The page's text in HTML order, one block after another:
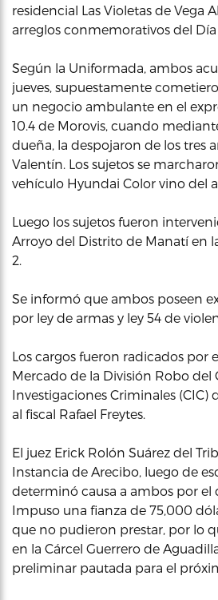
residencial Las Violetas de Vega
arreglos conmemorativos del
Según la Uniformada, ambos
jueves, supuestamente
un negocio ambulante en el
10.4 de Morovis, cuando
dueña, la despojaron de los tres
Valentín. Los sujetos se
vehículo Hyundai Color vino del
Luego los sujetos fueron
Arroyo del Distrito de Manatí en
2.
Se informó que ambos poseen
por ley de armas y ley 54 de
Los cargos fueron radicados por
Mercado de la División Robo del
Investigaciones Criminales (CIC)
al fiscal Rafael Freytes.
El juez Erick Rolón Suárez del
Instancia de Arecibo, luego de
determinó causa a ambos por el
Impuso una fianza de 75,000
que no pudieron prestar, por lo
en la Cárcel Guerrero de
preliminar pautada para el